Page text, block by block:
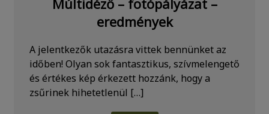
Múltidéző – fotópályázat –
eredmények
A jelentkezők utazásra vittek bennünket az
időben! Olyan sok fantasztikus, szívmelengető
és értékes kép érkezett hozzánk, hogy a
zsűrinek hihetetlenül […]